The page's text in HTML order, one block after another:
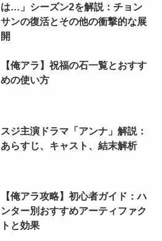
は…」シーズン2を解説：チョン
サンの復活とその他の衝撃的な展
開
【俺アラ】祝福の石一覧とおすす
めの使い方
スジ主演ドラマ「アンナ」解説：
あらすじ、キャスト、結末解析
【俺アラ攻略】初心者ガイド：ハ
ンター別おすすめアーティファク
トと効果